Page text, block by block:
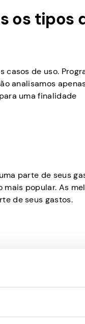
os tipos
de uso.
analisamos
uma finalidade
parte de seus
popular. As
de seus gastos.
de marcas e
As recompensas